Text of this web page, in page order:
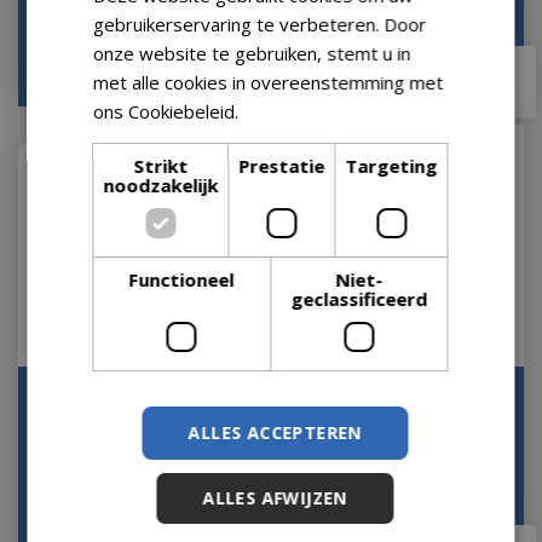
95
€ 119,99
€115,90
Let op: bijna uitverkocht! Let op: bijna uitverkocht!
gebruikerservaring te verbeteren. Door
onze website te gebruiken, stemt u in
met alle cookies in overeenstemming met
ons Cookiebeleid.
Strikt
noodzakelijk
Prestatie Targeting
Functioneel
Niet-
geclassificeerd
ALLES ACCEPTEREN
ALLES AFWIJZEN